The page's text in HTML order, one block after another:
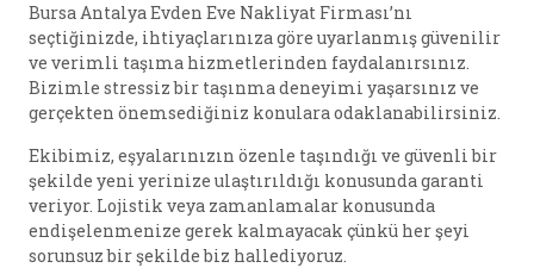
Bursa Antalya Evden Eve Nakliyat Firması’nı
seçtiğinizde, ihtiyaçlarınıza göre uyarlanmış güvenilir
ve verimli taşıma hizmetlerinden faydalanırsınız.
Bizimle stressiz bir taşınma deneyimi yaşarsınız ve
gerçekten önemsediğiniz konulara odaklanabilirsiniz.
Ekibimiz, eşyalarınızın özenle taşındığı ve güvenli bir
şekilde yeni yerinize ulaştırıldığı konusunda garanti
veriyor. Lojistik veya zamanlamalar konusunda
endişelenmenize gerek kalmayacak çünkü her şeyi
sorunsuz bir şekilde biz hallediyoruz.